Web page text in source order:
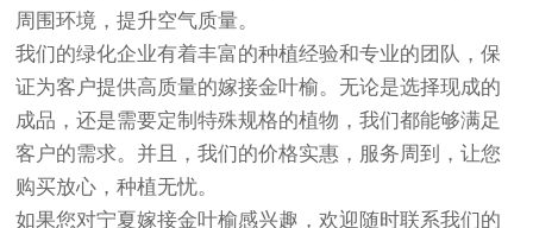
周围环境，提升空气质量。
我们的绿化企业有着丰富的种植经验和专业的团队，保
证为客户提供高质量的嫁接金叶榆。无论是选择现成的
成品，还是需要定制特殊规格的植物，我们都能够满足
客户的需求。并且，我们的价格实惠，服务周到，让您
购买放心，种植无忧。
如果您对宁夏嫁接金叶榆感兴趣，欢迎随时联系我们的